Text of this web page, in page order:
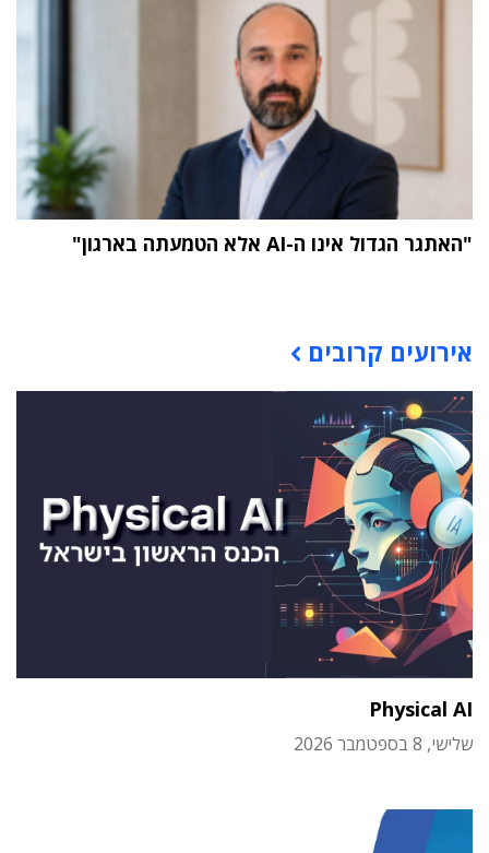
"האתגר הגדול אינו ה-AI אלא הטמעתה בארגון"
אירועים קרובים
Physical AI
שלישי, 8 בספטמבר 2026